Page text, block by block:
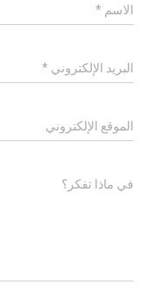
الاسم *
البريد الإلكتروني *
الموقع الإلكتروني
في ماذا تفكر؟